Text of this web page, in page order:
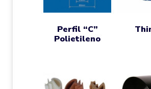
Perfil “C”
Polietileno